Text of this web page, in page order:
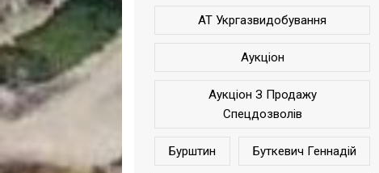
АТ Укргазвидобування
Аукціон
Аукціон З Продажу
Спецдозволів
Бурштин Буткевич Геннадій